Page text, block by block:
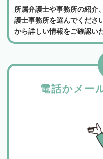
所属弁護士や事務所の紹介
護士事務所を選んでくださ
から詳しい情報をご確認い
電話かメー